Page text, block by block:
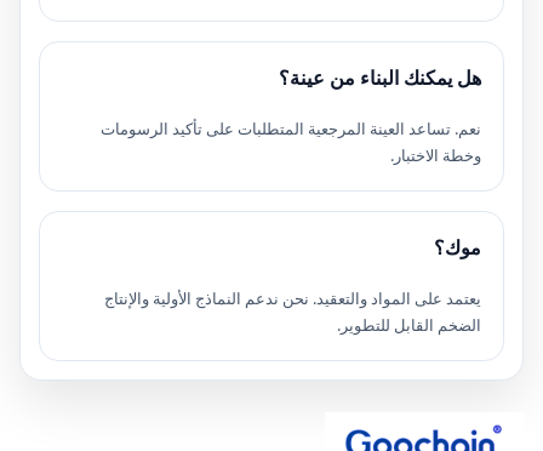
هل يمكنك البناء من عينة؟
نعم. تساعد العينة المرجعية المتطلبات على تأكيد الرسومات
وخطة الاختبار.
موك؟
يعتمد على المواد والتعقيد. نحن ندعم النماذج الأولية والإنتاج
الضخم القابل للتطوير.